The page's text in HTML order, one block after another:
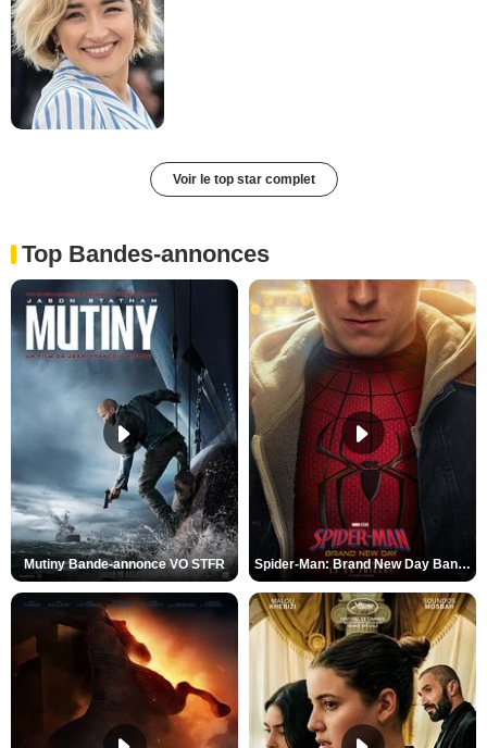
Voir le top star complet
Top Bandes-annonces
Mutiny Bande-annonce VO STFR Spider-Man: Brand New Day Bande-annonce VO STFR